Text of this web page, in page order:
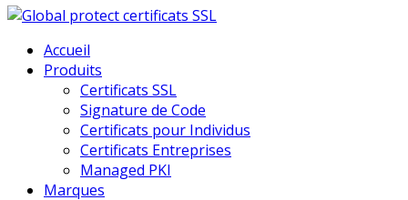
Accueil
Produits
Certificats SSL
Signature de Code
Certificats pour Individus
Certificats Entreprises
Managed PKI
Marques